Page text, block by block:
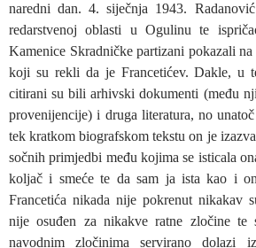
naredni dan. 4. siječnja 1943.
redarstvenoj oblasti u Ogulinu te
Kamenice Skradničke partizani pokazali
koji su rekli da je Francetićev. Dakle, u
citirani su bili arhivski dokumenti (među
provenijencije) i druga literatura, no
tek kratkom biografskom tekstu on je
sočnih primjedbi među kojima se isticala
koljač i smeće te da sam ja ista kao i
Francetića nikada nije pokrenut nikakav
nije osuđen za nikakve ratne zločine
navodnim zločinima servirano dolazi